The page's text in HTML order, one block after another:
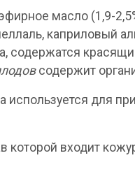
масло (1,9-
каприловый
содержатся
содержит
для
которой входит